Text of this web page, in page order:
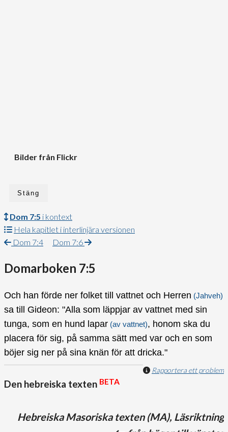
Bilder från Flickr
Stäng
Dom 7:5 i kontext
Hela kapitlet i interlinjära versionen
Dom 7:4
Dom 7:6
Domarboken 7:5
Och han förde ner folket till vattnet och Herren (Jahveh)
sa till Gideon: "Alla som läppjar av vattnet med sin
tunga, som en hund lapar (av vattnet), honom ska du
placera för sig, på samma sätt med var och en som
böjer sig ner på sina knän för att dricka."
Rapportera ett problem
Den hebreiska texten BETA
Hebreiska Masoriska texten (MA), Läsriktning